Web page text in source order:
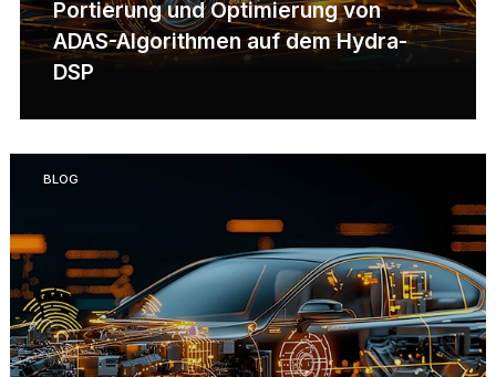
Portierung und Optimierung von
ADAS-Algorithmen auf dem Hydra-
DSP
BLOG